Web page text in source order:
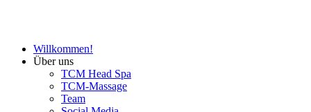
Willkommen!
Über uns
TCM Head Spa
TCM-Massage
Team